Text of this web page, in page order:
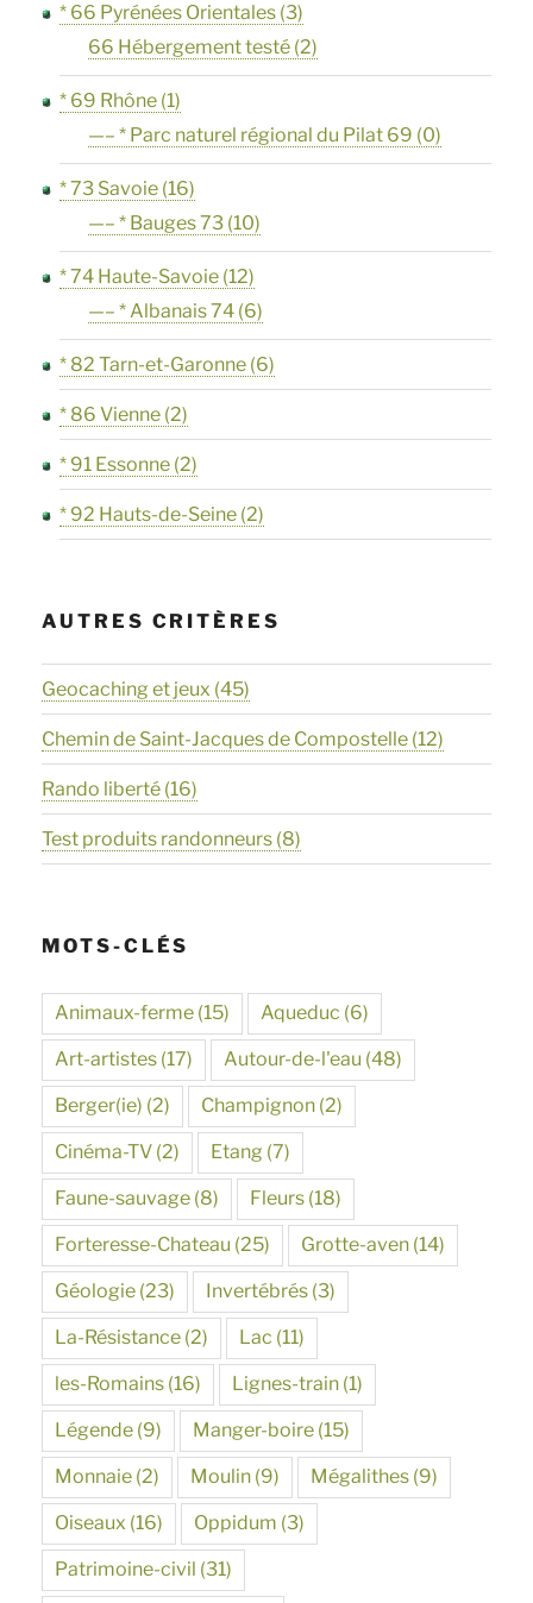
* 66 Pyrénées Orientales (3)
66 Hébergement testé (2)
* 69 Rhône (1)
—– * Parc naturel régional du Pilat 69 (0)
* 73 Savoie (16)
—– * Bauges 73 (10)
* 74 Haute-Savoie (12)
—– * Albanais 74 (6)
* 82 Tarn-et-Garonne (6)
* 86 Vienne (2)
* 91 Essonne (2)
* 92 Hauts-de-Seine (2)
AUTRES CRITÈRES
Geocaching et jeux (45)
Chemin de Saint-Jacques de Compostelle (12)
Rando liberté (16)
Test produits randonneurs (8)
MOTS-CLÉS
Animaux-ferme (15) Aqueduc (6)
Art-artistes (17) Autour-de-l'eau (48)
Berger(ie) (2) Champignon (2)
Cinéma-TV (2) Etang (7)
Faune-sauvage (8) Fleurs (18)
Forteresse-Chateau (25) Grotte-aven (14)
Géologie (23) Invertébrés (3)
La-Résistance (2) Lac (11)
les-Romains (16) Lignes-train (1)
Légende (9) Manger-boire (15)
Monnaie (2) Moulin (9) Mégalithes (9)
Oiseaux (16) Oppidum (3)
Patrimoine-civil (31)